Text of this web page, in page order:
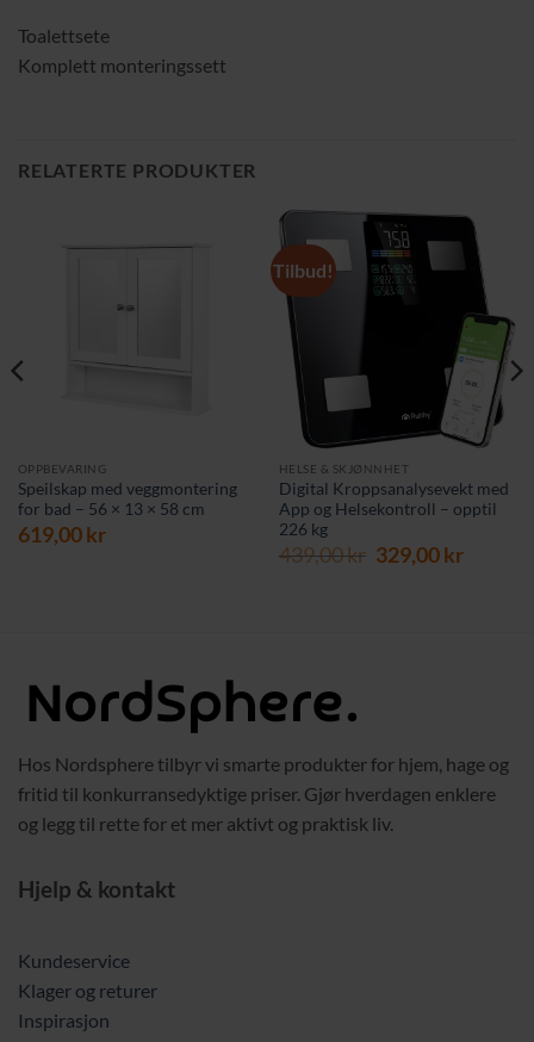
Toalettsete
Komplett monteringssett
RELATERTE PRODUKTER
OPPBEVARING
Speilskap med veggmontering
for bad – 56 × 13 × 58 cm
619,00kr
Tilbud!
HELSE & SKJØNNHET
Digital Kroppsanalysevekt med
App og Helsekontroll – opptil
226 kg
439,00kr Opprinnelig
329,00kr
Hos Nordsphere tilbyr vi smarte produkter for hjem, hage og
fritid til konkurransedyktige priser. Gjør hverdagen enklere
og legg til rette for et mer aktivt og praktisk liv.
Hjelp & kontakt
Kundeservice
Klager og returer
Inspirasjon